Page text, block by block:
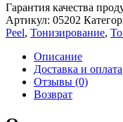
Гарантия качества
Артикул: 05202
Peel, Тонизирование,
Описание
Доставка и оплата
Отзывы (0)
Возврат